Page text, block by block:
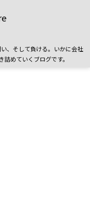
、そして負ける。いかに会社
めていくブログです。